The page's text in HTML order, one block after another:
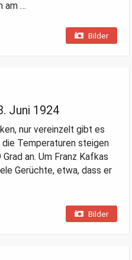
am …
Bilder
Juni 1924
nur vereinzelt gibt es
die Temperaturen steigen
an. Um Franz Kafkas
Gerüchte, etwa, dass er
Bilder